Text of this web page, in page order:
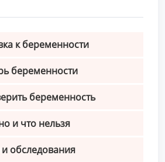
к беременности
беременности
беременность
и что нельзя
обследования